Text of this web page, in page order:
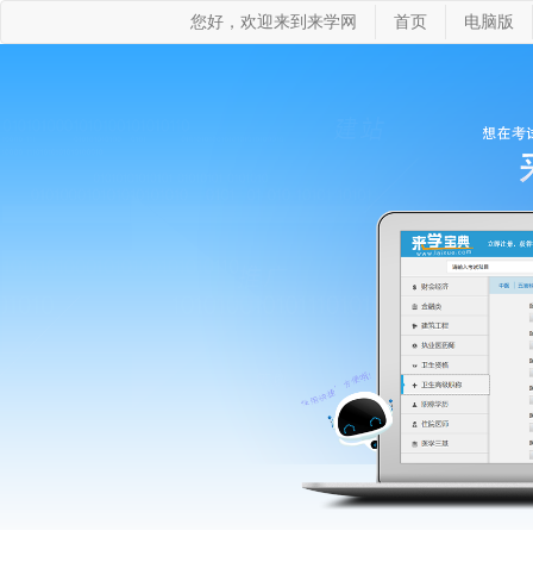
您好，欢迎来到来学网 首页 电脑版